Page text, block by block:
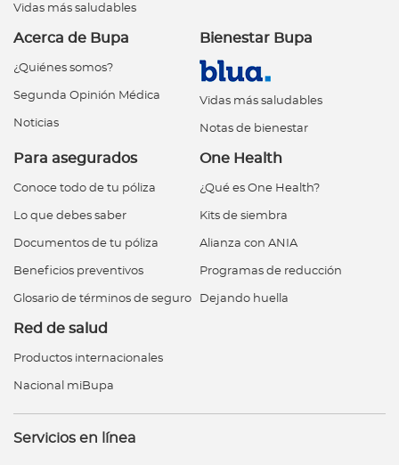
Vidas más saludables
Acerca de Bupa
¿Quiénes somos?
Segunda Opinión Médica
Noticias
Bienestar Bupa
Vidas más saludables
Notas de bienestar
Para asegurados
Conoce todo de tu póliza
Lo que debes saber
Documentos de tu póliza
Beneficios preventivos
Glosario de términos de seguro
One Health
¿Qué es One Health?
Kits de siembra
Alianza con ANIA
Programas de reducción
Dejando huella
Red de salud
Productos internacionales
Nacional miBupa
Servicios en línea